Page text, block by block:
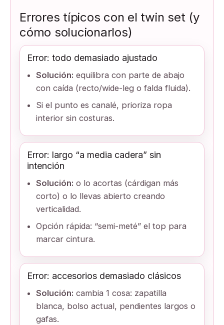
Errores típicos con el twin set (y
cómo solucionarlos)
Error: todo demasiado ajustado
Solución: equilibra con parte de abajo
con caída (recto/wide-leg o falda fluida).
Si el punto es canalé, prioriza ropa
interior sin costuras.
Error: largo “a media cadera” sin
intención
Solución: o lo acortas (cárdigan más
corto) o lo llevas abierto creando
verticalidad.
Opción rápida: “semi-meté” el top para
marcar cintura.
Error: accesorios demasiado clásicos
Solución: cambia 1 cosa: zapatilla
blanca, bolso actual, pendientes largos o
gafas.